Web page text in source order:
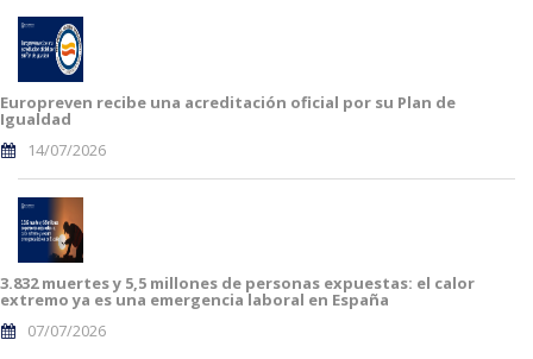
Europreven recibe una acreditación oficial por su Plan de
Igualdad
14/07/2026
3.832 muertes y 5,5 millones de personas expuestas: el calor
extremo ya es una emergencia laboral en España
07/07/2026